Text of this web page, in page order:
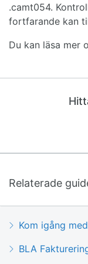
.camt054.
fortfarande kan
Du kan läsa mer
Relaterade
Kom igång
BLA